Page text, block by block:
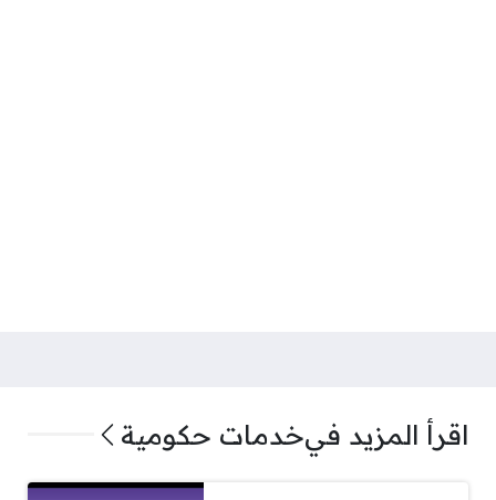
اقرأ المزيد فيخدمات حكومية